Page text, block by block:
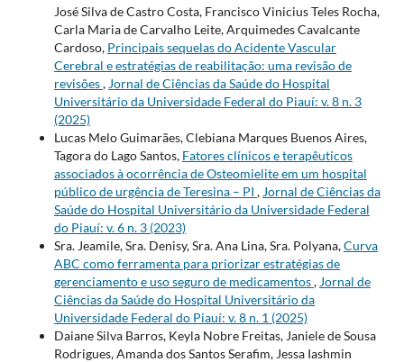
José Silva de Castro Costa, Francisco Vinicius Teles Rocha,
Carla Maria de Carvalho Leite, Arquimedes Cavalcante
Cardoso, Principais sequelas do Acidente Vascular
Cerebral e estratégias de reabilitação: uma revisão de
revisões, Jornal de Ciências da Saúde do Hospital
Universitário da Universidade Federal do Piauí: v. 8 n. 3
(2025)
Lucas Melo Guimarães, Clebiana Marques Buenos Aires,
Tagora do Lago Santos, Fatores clínicos e terapêuticos
associados à ocorrência de Osteomielite em um hospital
público de urgência de Teresina – PI , Jornal de Ciências da
Saúde do Hospital Universitário da Universidade Federal
do Piauí: v. 6 n. 3 (2023)
Sra. Jeamile, Sra. Denisy, Sra. Ana Lina, Sra. Polyana,Curva
ABC como ferramenta para priorizar estratégias de
gerenciamento e uso seguro de medicamentos, Jornal de
Ciências da Saúde do Hospital Universitário da
Universidade Federal do Piauí: v. 8 n. 1 (2025)
Daiane Silva Barros, Keyla Nobre Freitas, Janiele de Sousa
Rodrigues, Amanda dos Santos Serafim, Jessa Iashmin